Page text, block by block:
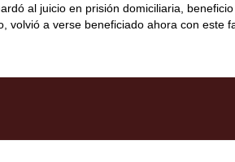
al juicio en prisión domiciliaria,
volvió a verse beneficiado ahora con este